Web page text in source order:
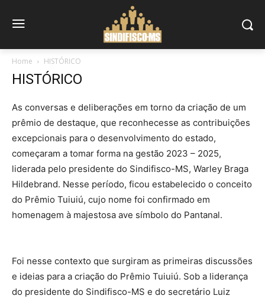
Home HISTÓRICO
HISTÓRICO
As conversas e deliberações em torno da criação de um
prêmio de destaque, que reconhecesse as contribuições
excepcionais para o desenvolvimento do estado,
começaram a tomar forma na gestão 2023 – 2025,
liderada pelo presidente do Sindifisco-MS, Warley Braga
Hildebrand. Nesse período, ficou estabelecido o conceito
do Prêmio Tuiuiú, cujo nome foi confirmado em
homenagem à majestosa ave símbolo do Pantanal.
Foi nesse contexto que surgiram as primeiras discussões
e ideias para a criação do Prêmio Tuiuiú. Sob a liderança
do presidente do Sindifisco-MS e do secretário Luiz